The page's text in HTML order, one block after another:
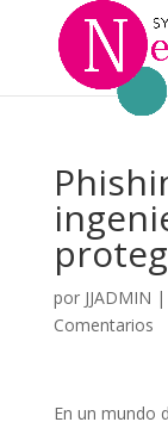
por JJADMIN |
Comentarios
En un mundo